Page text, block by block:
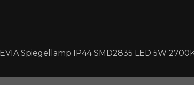
EVIA Spiegellamp IP44 SMD2835 LED 5W